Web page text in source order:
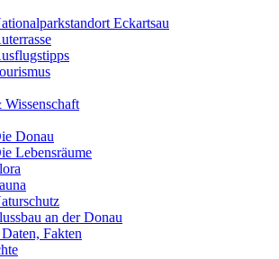
Eckartsau
Donau
Lebensräume
an der Donau
Fakten